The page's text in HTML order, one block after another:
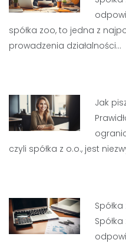
spółka zoo, to jedna z
prowadzenia działalności…
Jak
czyli spółka z o.o., jest